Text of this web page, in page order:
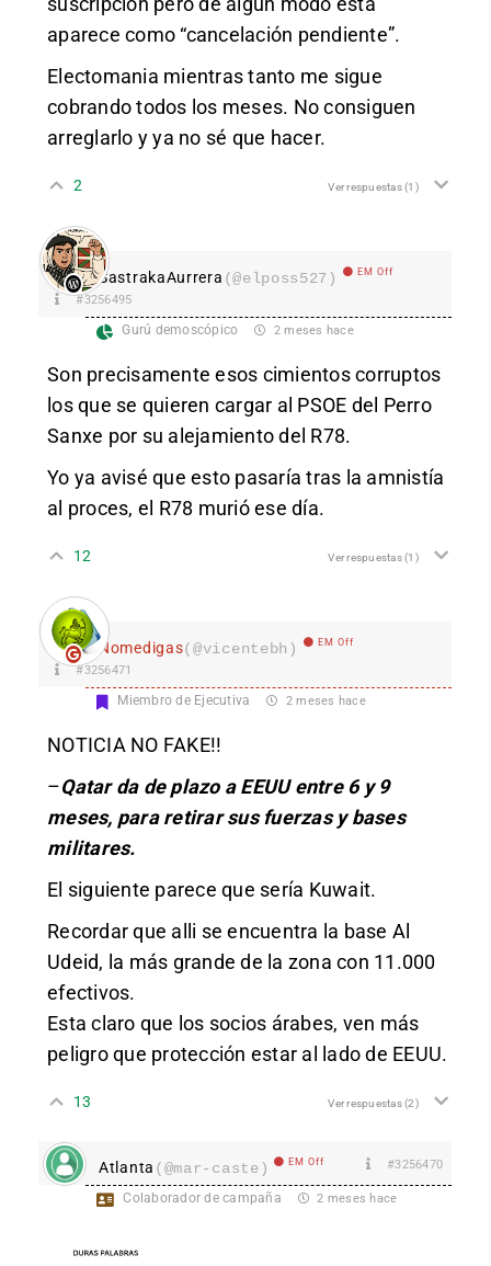
aparece como “cancelación pendiente”.
Electomania mientras tanto me sigue
cobrando todos los meses. No consiguen
arreglarlo y ya no sé que hacer.
2 Ver respuestas(1)
SastrakaAurrera (@elposs527) EM Off
#3256495
Gurú demoscópico 2 meses hace
Son precisamente esos cimientos corruptos
los que se quieren cargar al PSOE del Perro
Sanxe por su alejamiento del R78.
Yo ya avisé que esto pasaría tras la amnistía
al proces, el R78 murió ese día.
12 Ver respuestas(1)
Nomedigas(@vicentebh) EM Off
#3256471
Miembro de Ejecutiva 2 meses hace
NOTICIA NO FAKE!!
–Qatar da de plazo a EEUU entre 6 y 9
meses, para retirar sus fuerzas y bases
militares.
El siguiente parece que sería Kuwait.
Recordar que alli se encuentra la base Al
Udeid, la más grande de la zona con 11.000
efectivos.
Esta claro que los socios árabes, ven más
peligro que protección estar al lado de EEUU.
13 Ver respuestas(2)
Atlanta (@mar-caste) EM Off #3256470
Colaborador de campaña 2 meses hace